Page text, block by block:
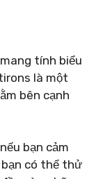
tính biểu
là một
bên cạnh
bạn cảm
có thể thử